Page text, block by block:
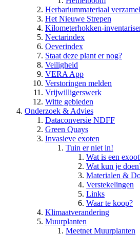
Herbariummateriaal
Het Nieuwe Strepen
Kilometerhokken-
Nectarindex
Oeverindex
Staat deze plant er nog?
Veiligheid
VERA App
Verstoringen melden
Vrijwilligerswerk
Witte gebieden
Onderzoek & Advies
Dataconversie NDFF
Green Quays
Invasieve exoten
Tuin er niet in!
Wat is een
Wat kun je
Materialen &
Verstekelingen
Links
Waar te koop?
Klimaatverandering
Muurplanten
Meetnet Muurplanten